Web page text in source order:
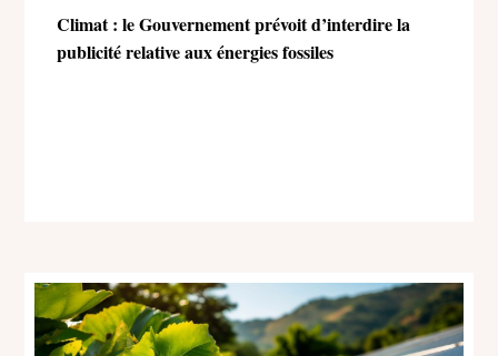
Climat : le Gouvernement prévoit d’interdire la
publicité relative aux énergies fossiles